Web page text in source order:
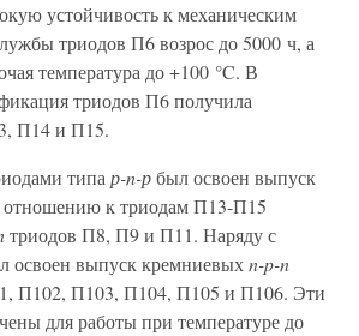
устойчивость к механическим
триодов П6 возрос до 5000 ч, а
температура до +100 °C. В
триодов П6 получила
П14 и П15.
типа р-n-рбыл освоен выпуск
к триодам П13-П15
триодов П8, П9 и П11. Наряду с
освоен выпуск кремниевыхn-p-n
П102, П103, П104, П105 и П106. Эти
для работы при температуре до